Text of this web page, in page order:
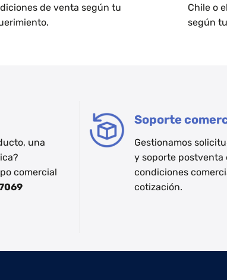
de venta según tu
Chile o
según
una
comercial
Soporte
Gestionamos
y soporte postventa
condiciones
cotización.